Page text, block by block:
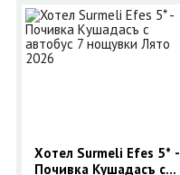
Хотел Surmeli Efes 5* -
Почивка Кушадасъ с